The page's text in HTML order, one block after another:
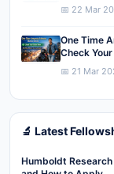
📅 22 Mar
One Time
Check
📅 21 Mar
🔬 Latest
Humboldt